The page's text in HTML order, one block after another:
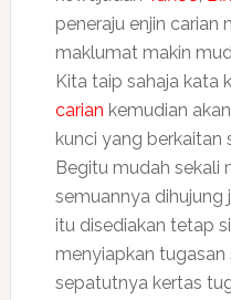
peneraju enjin carian
maklumat makin
Kita taip sahaja kata
carian kemudian
kunci yang berkaitan
Begitu mudah sekali
semuannya dihujung
itu disediakan tetap
menyiapkan
sepatutnya kertas